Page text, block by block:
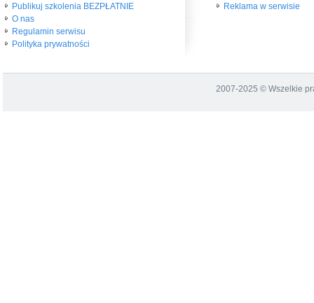
Publikuj szkolenia BEZPŁATNIE
O nas
Regulamin serwisu
Polityka prywatności
Reklama w serwisie
2007-2025 © Wszelkie